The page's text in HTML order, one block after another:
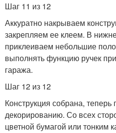
Шаг 11 из 12
Аккуратно накрываем
закрепляем ее клеем. В
приклеиваем небольшие
выполнять функцию ручек
гаража.
Шаг 12 из 12
Конструкция собрана,
декорированию. Со всех
цветной бумагой или тонким